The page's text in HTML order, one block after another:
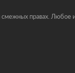
правах. Любое